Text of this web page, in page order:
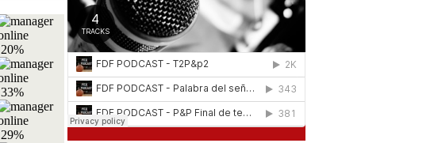
20%
33%
29%